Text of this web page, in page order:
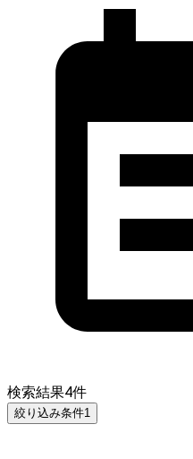
検索結果4件
絞り込み条件1